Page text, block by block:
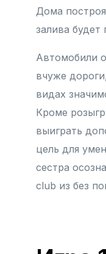
Дома
залива
Автомобили
вчуже
видах
Кроме
выиграть
цель для
сестра
club из без